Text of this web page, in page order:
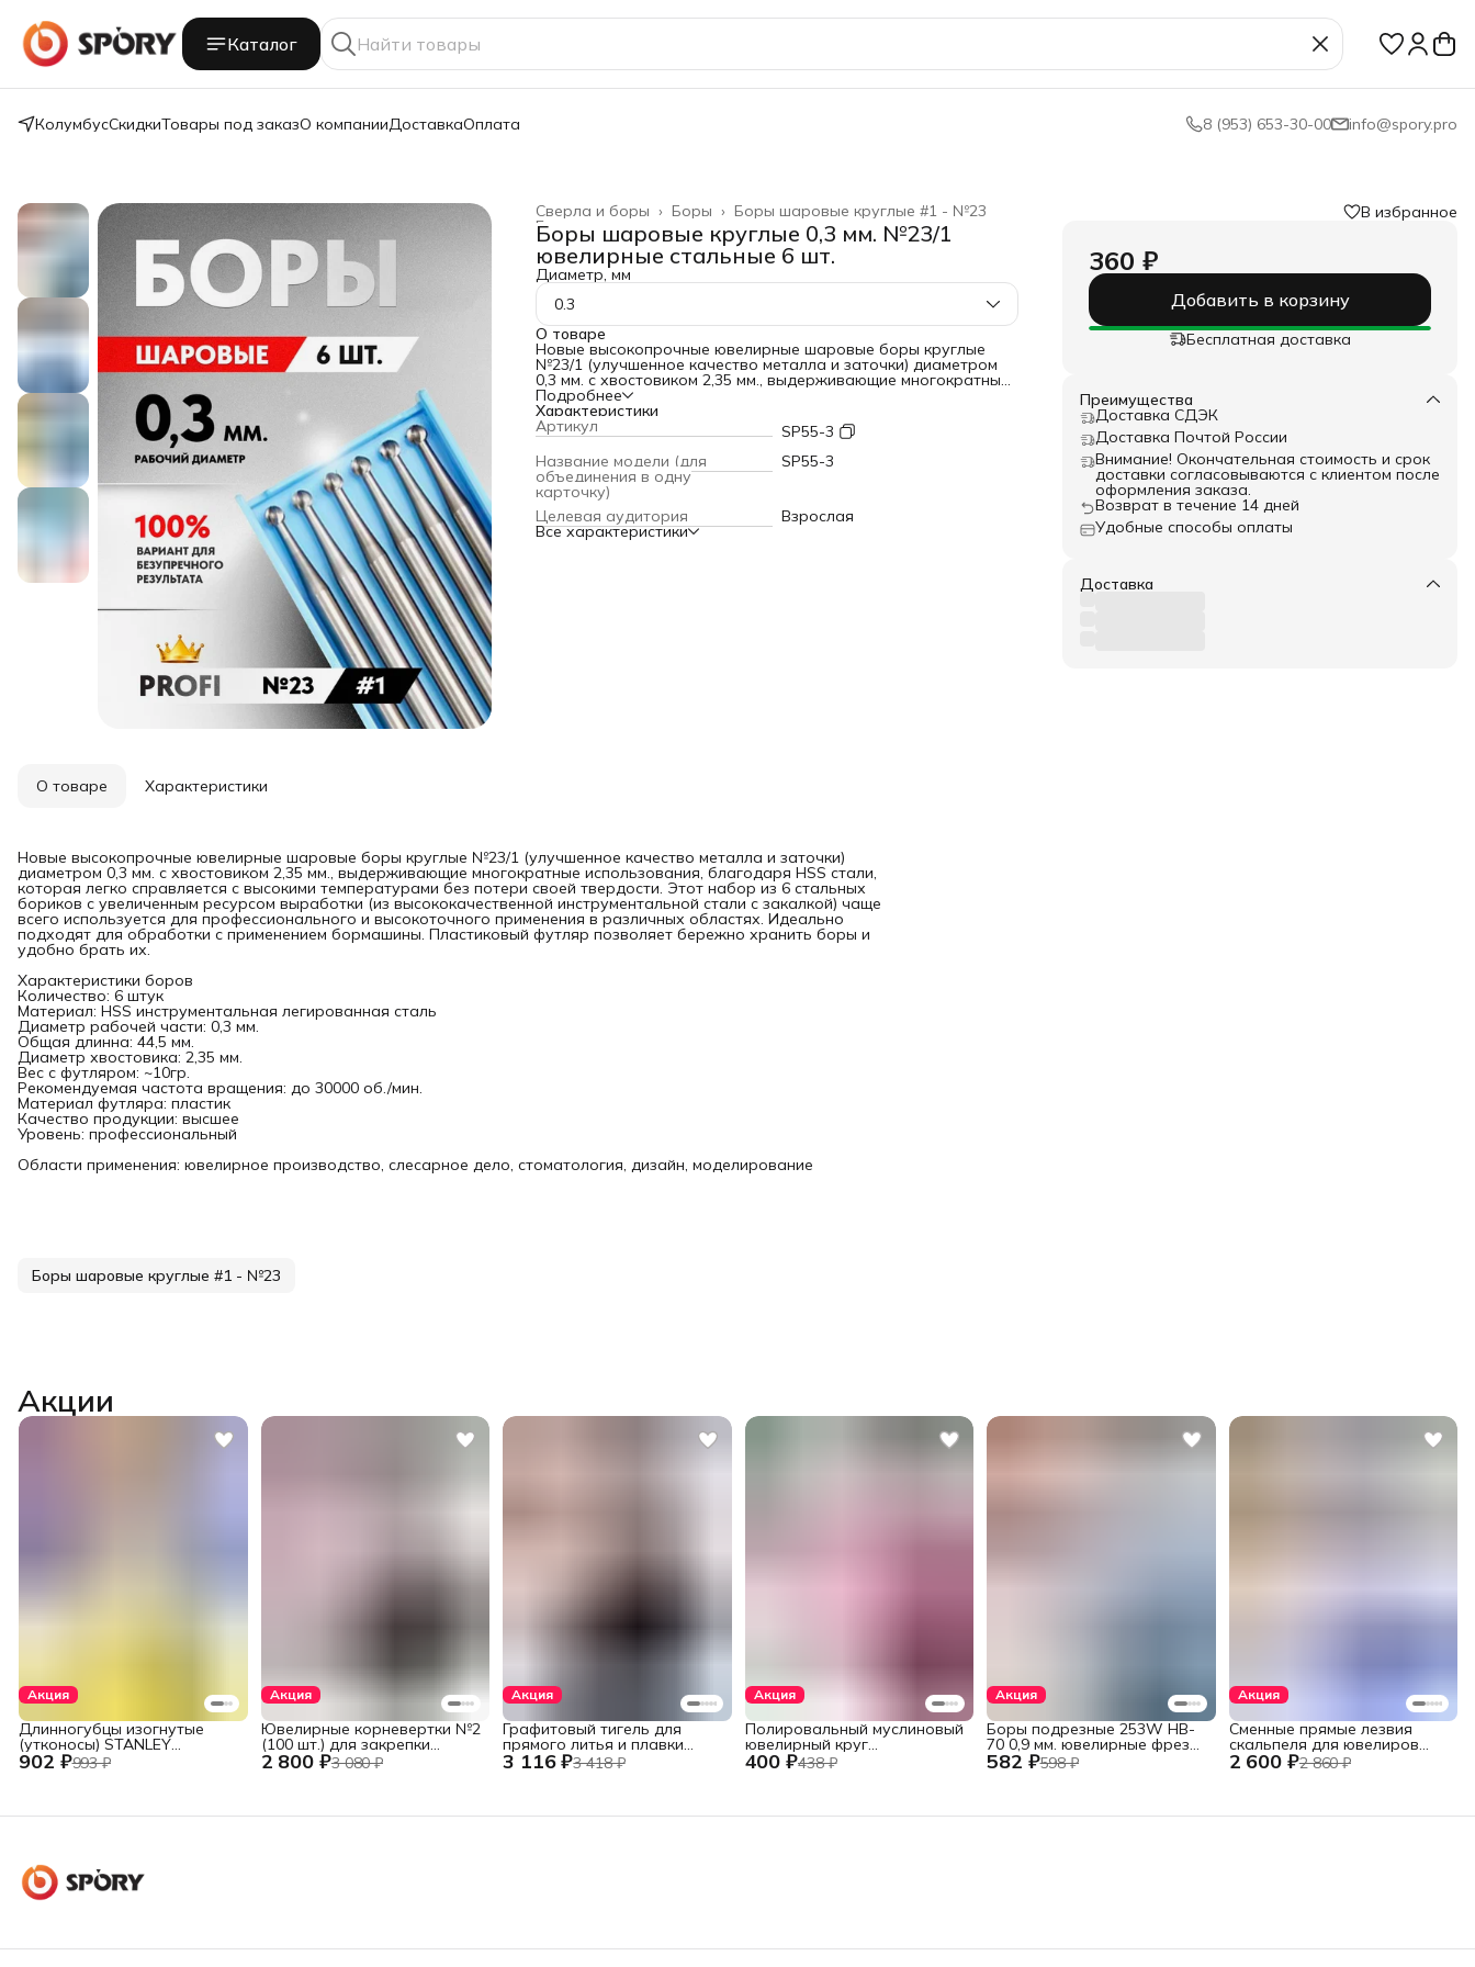
Каталог
КолумбусСкидкиТовары под заказО компанииДоставкаОплата 8 (953) 653-30-00 info@spory.pro
Боры шаровые круглые #1 - №23
Боры ›
Сверла и боры ›
Главная ›
Боры шаровые круглые 0,3 мм. №23/1
ювелирные стальные 6 шт.
Диаметр, мм
0.3
О товаре
Новые высокопрочные ювелирные шаровые боры круглые
№23/1 (улучшенное качество металла и заточки) диаметром
0,3 мм. с хвостовиком 2,35 мм., выдерживающие многократные
использования, благодаря HSS стали, которая легко
справляется с высокими температурами без потери своей
твердости. Этот набор из 6 стальных бориков с увеличенным
ресурсом выработки (из высококачественной
инструментальной стали с закалкой) чаще всего используется
для профессионального и высокоточного применения в
различных областях. Идеально подходят для обработки с
применением бормашины. Пластиковый футляр позволяет
бережно хранить боры и удобно брать их.
Характеристики боров
Подробнее
Характеристики
Артикул
SP55-3
Название модели (для
объединения в одну
карточку)
SP55-3
Целевая аудитория Взрослая
Все характеристики
В избранное
360 ₽
Добавить в корзину
Бесплатная доставка
Преимущества
Доставка СДЭК
Доставка Почтой России
Внимание! Окончательная стоимость и срок
доставки согласовываются с клиентом после
оформления заказа.
Возврат в течение 14 дней
Удобные способы оплаты
Доставка
О товаре Характеристики
Новые высокопрочные ювелирные шаровые боры круглые №23/1 (улучшенное качество металла и заточки)
диаметром 0,3 мм. с хвостовиком 2,35 мм., выдерживающие многократные использования, благодаря HSS стали,
которая легко справляется с высокими температурами без потери своей твердости. Этот набор из 6 стальных
бориков с увеличенным ресурсом выработки (из высококачественной инструментальной стали с закалкой) чаще
всего используется для профессионального и высокоточного применения в различных областях. Идеально
подходят для обработки с применением бормашины. Пластиковый футляр позволяет бережно хранить боры и
удобно брать их.
Характеристики боров
Количество: 6 штук
Материал: HSS инструментальная легированная сталь
Диаметр рабочей части: 0,3 мм.
Общая длинна: 44,5 мм.
Диаметр хвостовика: 2,35 мм.
Вес с футляром: ~10гр.
Рекомендуемая частота вращения: до 30000 об./мин.
Материал футляра: пластик
Качество продукции: высшее
Уровень: профессиональный
Области применения: ювелирное производство, слесарное дело, стоматология, дизайн, моделирование
Боры шаровые круглые #1 - №23
Акции
Акция
902 ₽993 ₽
Длинногубцы изогнутые
(утконосы) STANLEY
DYNAGRIP STHT84071-8-23
(STHT84071-8) 152 мм (6")
Акция
2 800 ₽3 080 ₽
Ювелирные корневертки №2
(100 шт.) для закрепки
вставок
Акция
3 116 ₽3 418 ₽
Графитовый тигель для
прямого литья и плавки
металлов в печах установок
INDUTHERM
Акция
400 ₽438 ₽
Полировальный муслиновый
ювелирный круг
фиолетовый 152 мм., 60
слоев
Акция
582 ₽598 ₽
Боры подрезные 253W HB-
70 0,9 мм. ювелирные фрезы
стальные 6 шт., хвостовик
2,35 мм.
Акция
2 600 ₽2 860 ₽
Сменные прямые лезвия
скальпеля для ювелиров
Swann-Morton, №11, 100 шт.
из высокоуглеродистой